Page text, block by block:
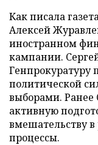
Как писала
Алексей
иностранном
кампании.
Генпрокуратуру
политической
выборами. Ранее
активную
вмешательству
процессы.